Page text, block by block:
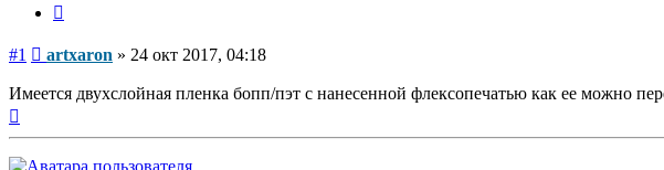
#1 Сообщение
artxaron » 24 окт 2017, 04:18
Имеется двухслойная пленка бопп/пэт с нанесенной флексопечатью как ее можно